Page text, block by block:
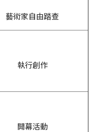
藝術家自由踏查
執行創作
開幕活動